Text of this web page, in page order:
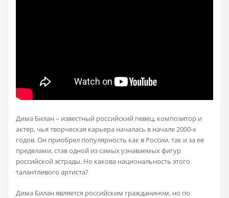
Дима Билан – известный российский певец, композитор и
актер, чья творческая карьера началась в начале 2000-х
годов. Он приобрел популярность как в России, так и за ее
пределами, став одной из самых узнаваемых фигур
российской эстрады. Но какова национальность этого
талантливого артиста?
Дима Билан является российским гражданином, но по